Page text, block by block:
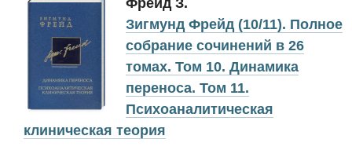
Фрейд З.
Зигмунд Фрейд (10/11). Полное
собрание сочинений в 26
томах. Том 10. Динамика
переноса. Том 11.
Психоаналитическая
клиническая теория